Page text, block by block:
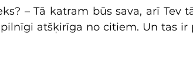
– Tā katram būs sava, arī Tev
atšķirīga no citiem. Un tas ir